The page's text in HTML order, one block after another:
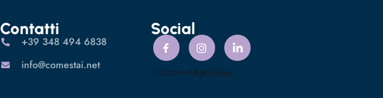
Contatti
‪+39 348 494 6838
info@comestai.net
Social